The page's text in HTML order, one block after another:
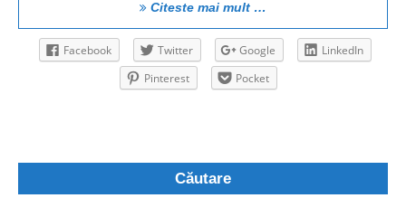
Citeste mai mult …
Facebook Twitter Google
LinkedIn
Pinterest
Pocket
Căutare